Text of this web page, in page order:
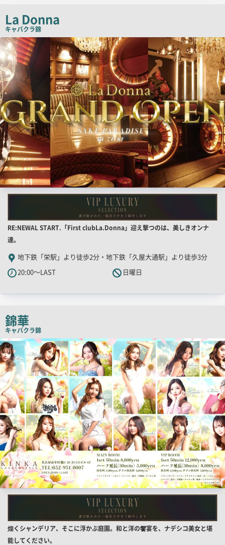
コ
ピ
ー
La Donna
キャバクラ錦
検
索
結
果
一
覧
用
画
像
店
舗
PR
キ
ャ
ピ
ー
RE:NEWAL START.「First clubLa.Donna」迎え撃つのは、美しきオンナ
達。
地下鉄「栄駅」より徒歩2分・地下鉄「久屋大通駅」より徒歩3分
20:00～LAST
日曜日
錦華
キャバクラ錦
検
索
結
果
一
覧
用
画
像
店
舗
煌くシャンデリア、そこに浮かぶ庭園。和と洋の饗宴を、ナデシコ美女と堪
能してください。